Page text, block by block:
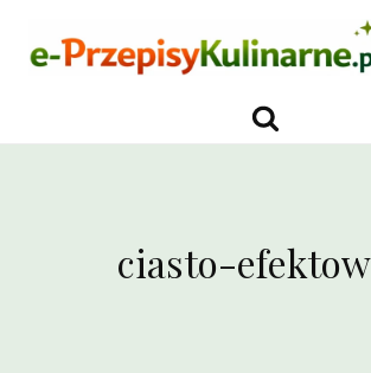
ciasto-